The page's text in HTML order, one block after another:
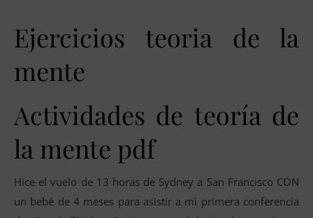
Ejercicios teoria de la
mente
Actividades de teoría de
la mente pdf
Hice el vuelo de 13 horas de Sydney a San Francisco CON
un bebé de 4 meses para asistir a mi primera conferencia